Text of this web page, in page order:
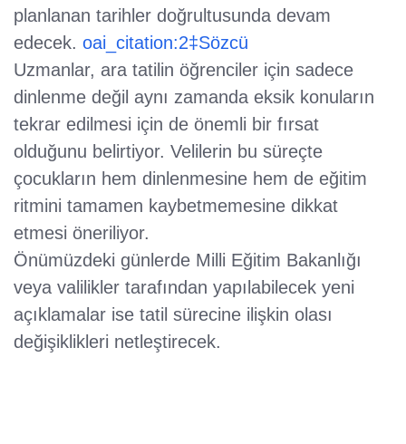
planlanan tarihler doğrultusunda devam
edecek. oai_citation:2‡Sözcü
Uzmanlar, ara tatilin öğrenciler için sadece
dinlenme değil aynı zamanda eksik konuların
tekrar edilmesi için de önemli bir fırsat
olduğunu belirtiyor. Velilerin bu süreçte
çocukların hem dinlenmesine hem de eğitim
ritmini tamamen kaybetmemesine dikkat
etmesi öneriliyor.
Önümüzdeki günlerde Milli Eğitim Bakanlığı
veya valilikler tarafından yapılabilecek yeni
açıklamalar ise tatil sürecine ilişkin olası
değişiklikleri netleştirecek.